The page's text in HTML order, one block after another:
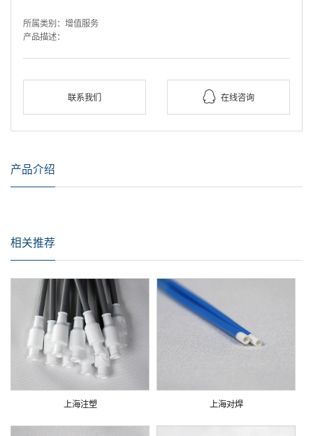
所属类别：增值服务
产品描述：
联系我们  在线咨询
产品介绍
相关推荐
上海注塑 上海对焊